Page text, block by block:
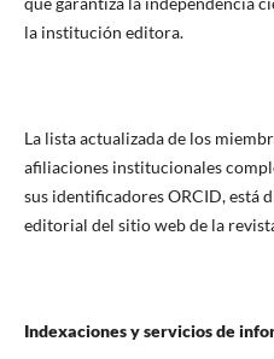
la institución editora.
La lista actualizada de los
afiliaciones institucionales
sus identificadores ORCID, está
editorial del sitio web de la
Indexaciones y servicios de